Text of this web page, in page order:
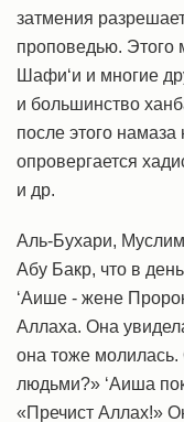
затмения
проповедью.
Шафи‘и и многие
и большинство
после этого
опровергается
и др.
Аль-Бухари,
Абу Бакр, что в
‘Аише - жене
Аллаха. Она
она тоже молилась.
людьми?» ‘Аиша
«Пречист Аллах!»